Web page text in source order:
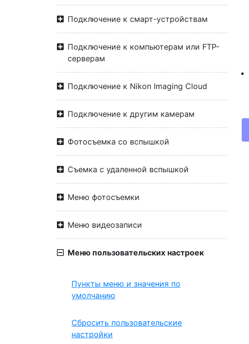
Подключение к смарт-устройствам
Подключение к компьютерам или FTP-
серверам
Подключение к Nikon Imaging Cloud
Подключение к другим камерам
Фотосъемка со вспышкой
Съемка с удаленной вспышкой
Меню фотосъемки
Меню видеозаписи
Меню пользовательских настроек
Пункты меню и значения по
умолчанию
Сбросить пользовательские
настройки